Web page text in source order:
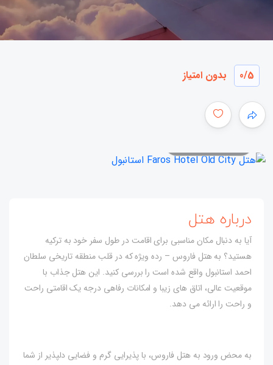
0/5 بدون امتیاز
درباره هتل
آیا به دنبال مکان مناسبی برای اقامت در طول سفر خود به ترکیه
هستید؟ به هتل فاروس – رده ویژه که در قلب منطقه تاریخی سلطان
احمد استانبول واقع شده است را بررسی کنید. این هتل جذاب با
موقعیت عالی، اتاق های زیبا و امکانات رفاهی درجه یک اقامتی راحت
و راحت را ارائه می دهد.
به محض ورود به هتل فاروس، با پذیرایی گرم و فضایی دلپذیر از شما